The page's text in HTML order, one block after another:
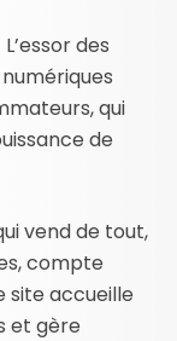
des
qui
de
vend de tout,
compte
site accueille
et gère